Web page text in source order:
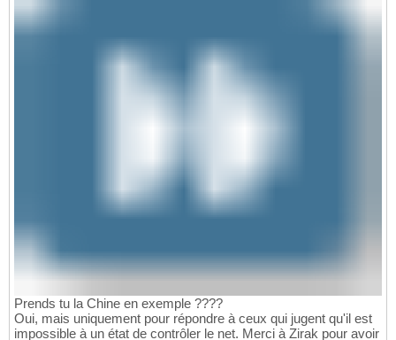
Prends tu la Chine en exemple ????
Oui, mais uniquement pour répondre à ceux qui jugent qu'il est
impossible à un état de contrôler le net. Merci à Zirak pour avoir